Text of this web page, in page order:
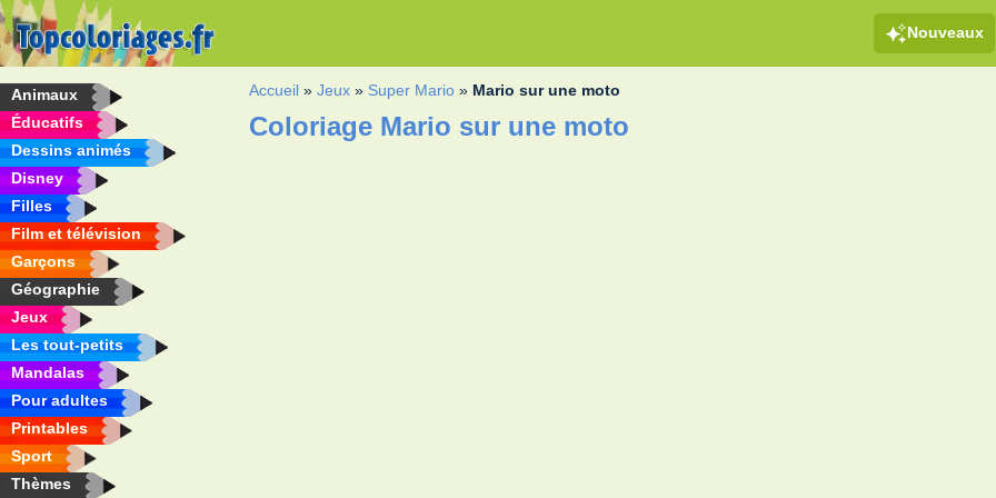
Nouveaux
Animaux
Éducatifs
Dessins animés
Disney
Filles
Film et télévision
Garçons
Géographie
Jeux
Les tout-petits
Mandalas
Pour adultes
Printables
Sport
Thèmes
Accueil »Jeux » Super Mario » Mario sur une moto
Coloriage Mario sur une moto